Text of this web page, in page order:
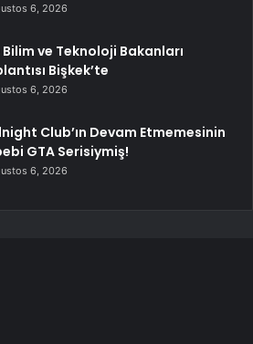
6, 2026
Bilim ve Teknoloji Bakanları
Bişkek’te
6, 2026
Club’ın Devam Etmemesinin
GTA Serisiymiş!
6, 2026